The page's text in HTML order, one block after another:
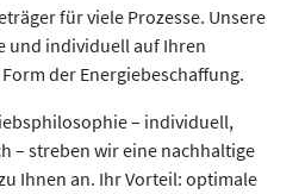
für viele Prozesse. Unsere
und individuell auf Ihren
der Energiebeschaffung.
– individuell,
– streben wir eine nachhaltige
Ihnen an. Ihr Vorteil: optimale